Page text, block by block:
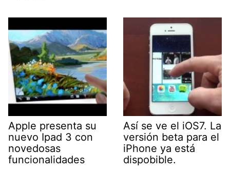
Apple presenta su
nuevo Ipad 3 con
novedosas
funcionalidades
Así se ve el iOS7. La
versión beta para el
iPhone ya está
dispobible.